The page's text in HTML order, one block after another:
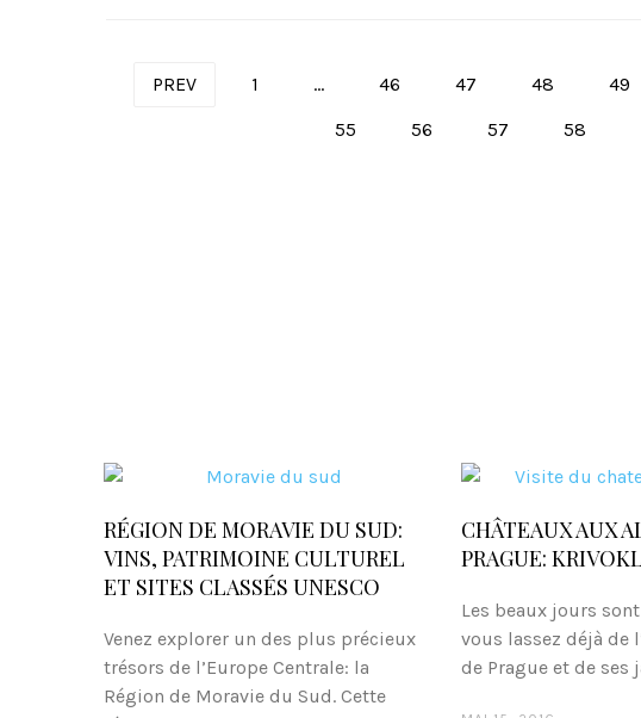
i
o
n
d
e
s
PREV 1 … 46 47 48 49
55
56 57 58
RÉGION DE MORAVIE DU SUD:
VINS, PATRIMOINE CULTUREL
ET SITES CLASSÉS UNESCO
Venez explorer un des plus précieux
trésors de l’Europe Centrale: la
Région de Moravie du Sud. Cette
CHÂTEAUX AUX
PRAGUE:
Les beaux jours
vous lassez déjà de
de Prague et de ses